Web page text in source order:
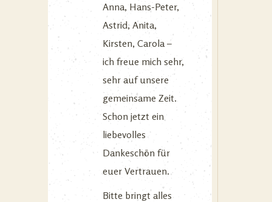
Anna, Hans-Peter,
Astrid, Anita,
Kirsten, Carola –
ich freue mich sehr,
sehr auf unsere
gemeinsame Zeit.
Schon jetzt ein
liebevolles
Dankeschön für
euer Vertrauen.
Bitte bringt alles